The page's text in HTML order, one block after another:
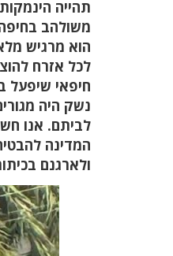
תהייה
משולהב
הוא מרגיש
לכל אזרח
חיפאי שיפעל
נשק היה
לביתם. אנו
המדינה
ולארגנם